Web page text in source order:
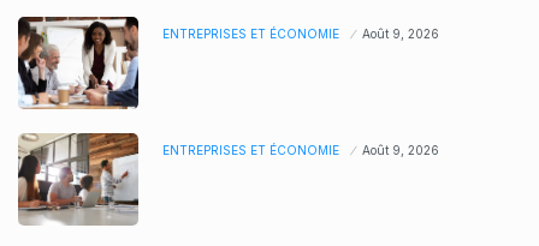
ENTREPRISES ET ÉCONOMIE Août 9, 2026
ENTREPRISES ET ÉCONOMIE Août 9, 2026